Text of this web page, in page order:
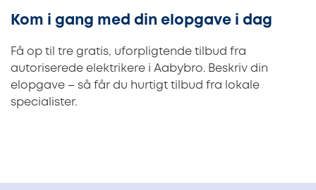
Kom i gang med din elopgave i dag
Få op til tre gratis, uforpligtende tilbud fra
autoriserede elektrikere i Aabybro. Beskriv din
elopgave – så får du hurtigt tilbud fra lokale
specialister.